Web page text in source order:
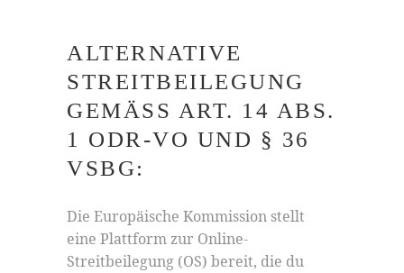
ALTERNATIVE
STREITBEILEGUNG
GEMÄSS ART. 14 ABS. 1
ODR-VO UND § 36 V
SBG:
Die Europäische Kommission stellt
eine Plattform zur Online-
Streitbeilegung (OS) bereit, die du